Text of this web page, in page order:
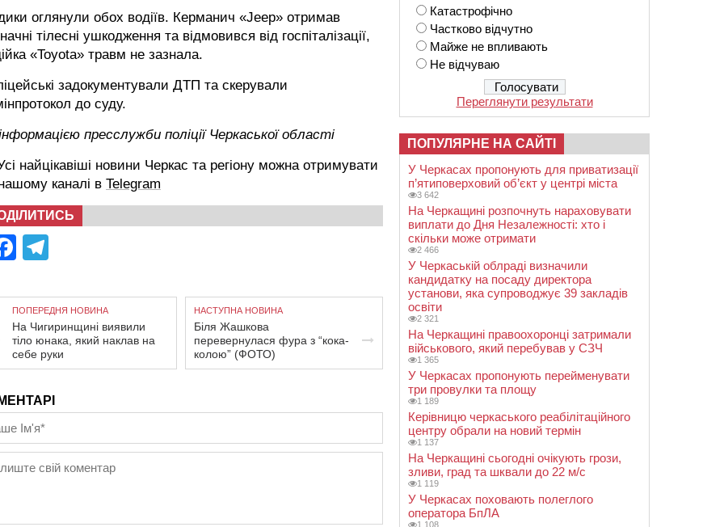
оглянули обох водіїв. Керманич «Jeep» отримав
тілесні ушкодження та відмовився від госпіталізації,
«Toyota» травм не зазнала.
задокументували ДТП та скерували
до суду.
пресслужби поліції Черкаської області
найцікавіші новини Черкас та регіону можна отримувати
каналі в Telegram
Facebook
ПОПЕРЕДНЯ НОВИНА
На Чигиринщині виявили
тіло юнака, який наклав на
себе руки
НАСТУПНА НОВИНА
Біля Жашкова
перевернулася фура з “кока-
колою” (ФОТО)
Катастрофічно
Частково відчутно
Майже не впливають
Не відчуваю
Переглянути результати
ПОПУЛЯРНЕ НА САЙТІ
У Черкасах пропонують для приватизації
п’ятиповерховий об’єкт у центрі міста
3 642
На Черкащині розпочнуть нараховувати
виплати до Дня Незалежності: хто і
скільки може отримати
2 466
У Черкаській облраді визначили
кандидатку на посаду директора
установи, яка супроводжує 39 закладів
освіти
2 321
На Черкащині правоохоронці затримали
військового, який перебував у СЗЧ
1 365
У Черкасах пропонують перейменувати
три провулки та площу
1 189
Керівницю черкаського реабілітаційного
центру обрали на новий термін
1 137
На Черкащині сьогодні очікують грози,
зливи, град та шквали до 22 м/с
1 119
У Черкасах поховають полеглого
оператора БпЛА
1 108